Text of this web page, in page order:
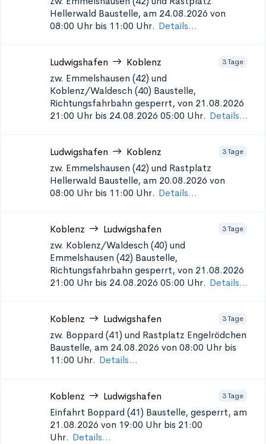
Hellerwald Baustelle, am 24.08.2026 von
08:00 Uhr bis 11:00 Uhr. Details...
Ludwigshafen Koblenz 3 Tage
zw. Emmelshausen (42) und
Koblenz/Waldesch (40) Baustelle,
Richtungsfahrbahn gesperrt, von 21.08.2026
21:00 Uhr bis 24.08.2026 05:00 Uhr. Details...
Ludwigshafen Koblenz 3 Tage
zw. Emmelshausen (42) und Rastplatz
Hellerwald Baustelle, am 20.08.2026 von
08:00 Uhr bis 11:00 Uhr. Details...
Koblenz Ludwigshafen 3 Tage
zw. Koblenz/Waldesch (40) und
Emmelshausen (42) Baustelle,
Richtungsfahrbahn gesperrt, von 21.08.2026
21:00 Uhr bis 24.08.2026 05:00 Uhr. Details...
Koblenz Ludwigshafen 3 Tage
zw. Boppard (41) und Rastplatz Engelrödchen
Baustelle, am 24.08.2026 von 08:00 Uhr bis
11:00 Uhr. Details...
Koblenz Ludwigshafen 3 Tage
Einfahrt Boppard (41) Baustelle, gesperrt, am
21.08.2026 von 19:00 Uhr bis 21:00
Uhr. Details...